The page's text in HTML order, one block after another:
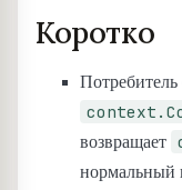
Коротко
Потребитель
возвращает
нормальный